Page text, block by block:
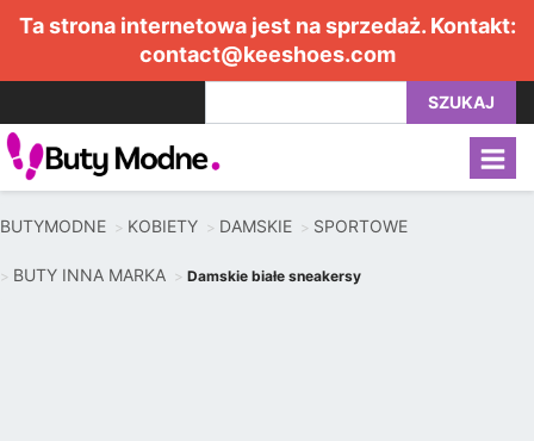
Ta strona internetowa jest na sprzedaż. Kontakt:
contact@keeshoes.com
SZUKAJ
BUTYMODNE KOBIETY DAMSKIE SPORTOWE
BUTY INNA MARKA Damskie białe sneakersy